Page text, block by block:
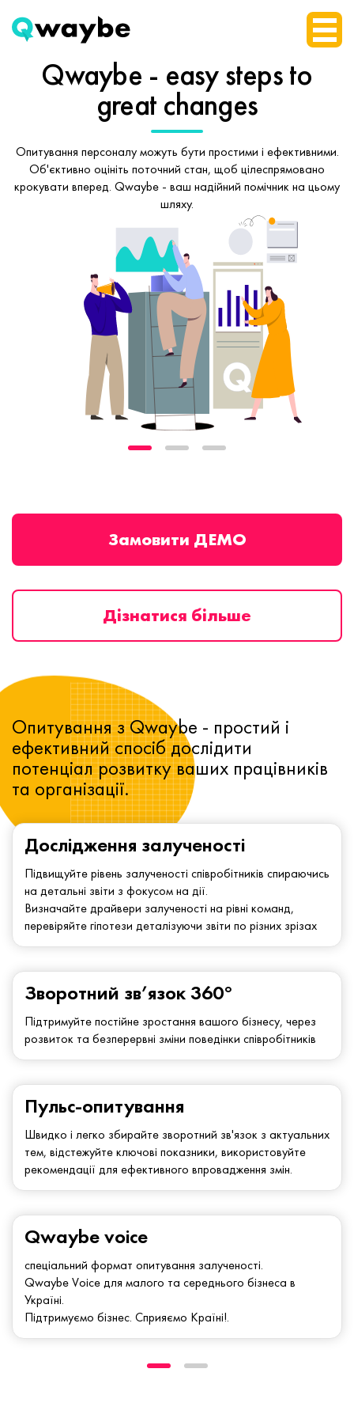
Qwaybe - easy stepsto
great changes
Опитування персоналу можуть бути простими і ефективними.
Об'єктивно оцініть поточний стан, щоб цілеспрямовано
крокувати вперед. Qwaybe - ваш надійний помічник на цьому
шляху.
Замовити ДЕМО
Дізнатися більше
Дослідження залученості
Підвищуйте рівень залученості співробітників спираючись
на детальні звіти з фокусом на дії.
Визначайте драйвери залученості на рівні команд,
перевіряйте гіпотези деталізуючи звіти по різних зрізах
Зворотний зв’язок 360°
Підтримуйте постійне зростання вашого бізнесу, через
розвиток та безперервні зміни поведінки співробітників
Опитування з Qwaybe - простий і
ефективний спосіб дослідити
потенціал розвитку ваших працівників
та організації.
Qwaybe voice
спеціальний формат опитування залученості.
Qwaybe Voice для малого та середнього бізнеса в
Україні.
Підтримуємо бізнес. Сприяємо Країні!.
Пульс-опитування
Швидко і легко збирайте зворотний зв'язок з актуальних
тем, відстежуйте ключові показники, використовуйте
рекомендації для ефективного впровадження змін.